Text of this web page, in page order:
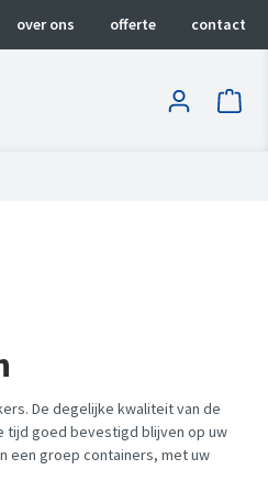
over ons offerte contact
De degelijke kwaliteit van de
goed bevestigd blijven op uw
een groep containers, met uw